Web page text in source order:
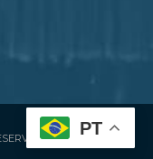
PT